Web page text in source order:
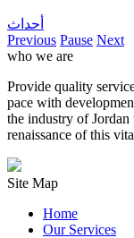
أحداث
Previous Pause Next
who we are
Provide quality
pace with
the industry of
renaissance of this
Site Map
Home
Our Services